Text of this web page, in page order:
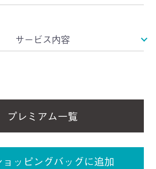
サービス内容
プレミアム一覧
ョッピングバッグに追加